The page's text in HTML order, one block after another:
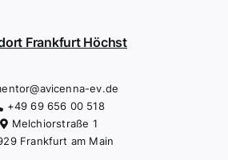
Frankfurt Höchst
ev.de
+49 69 656 00 518
Melchiorstraße 1
Frankfurt am Main